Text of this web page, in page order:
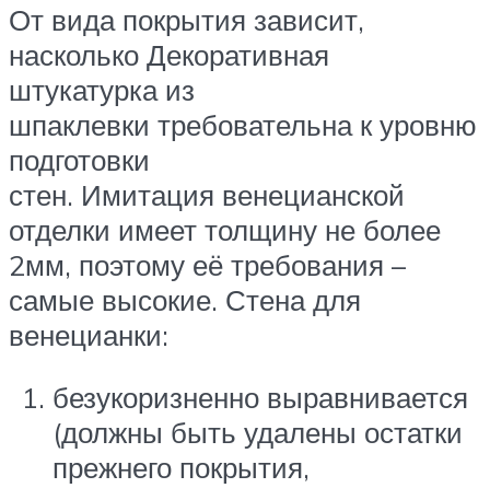
От вида покрытия зависит,
насколько Декоративная
штукатурка из
шпаклевки требовательна к уровню
подготовки
стен. Имитация венецианской
отделки имеет толщину не более
2мм, поэтому её требования –
самые высокие. Стена для
венецианки:
безукоризненно выравнивается
(должны быть удалены остатки
прежнего покрытия,